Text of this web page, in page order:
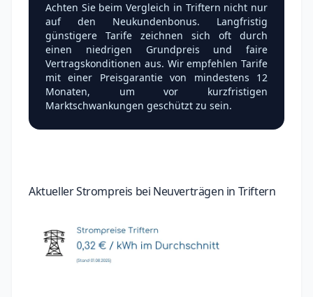
Achten Sie beim Vergleich in Triftern nicht nur
auf den Neukundenbonus. Langfristig
günstigere Tarife zeichnen sich oft durch
einen niedrigen Grundpreis und faire
Vertragskonditionen aus. Wir empfehlen Tarife
mit einer Preisgarantie von mindestens 12
Monaten, um vor kurzfristigen
Marktschwankungen geschützt zu sein.
Aktueller Strompreis bei Neuverträgen in Triftern